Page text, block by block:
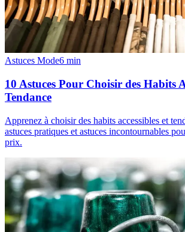
Astuces Mode6 min
10 Astuces Pour Choisir des Habits
Tendance
Apprenez à choisir des habits accessibles et
astuces pratiques et astuces incontournables
prix.